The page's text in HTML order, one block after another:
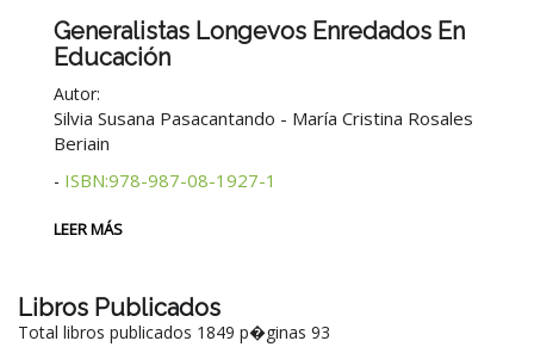
Generalistas Longevos Enredados En
Educación
Autor:
Silvia Susana Pasacantando - María Cristina Rosales
Beriain
- ISBN:978-987-08-1927-1
LEER MÁS
Libros Publicados
Total libros publicados 1849 p�ginas 93